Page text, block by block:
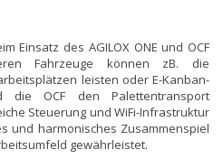
Einsatz des AGILOX ONE und OCF
Fahrzeuge können zB. die
leisten oder E-Kanban-
die OCF den Palettentransport
Steuerung und WiFi-Infrastruktur
und harmonisches Zusammenspiel
gewährleistet.